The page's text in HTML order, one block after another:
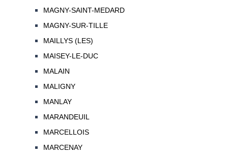
MAGNY-SAINT-MEDARD
MAGNY-SUR-TILLE
MAILLYS (LES)
MAISEY-LE-DUC
MALAIN
MALIGNY
MANLAY
MARANDEUIL
MARCELLOIS
MARCENAY